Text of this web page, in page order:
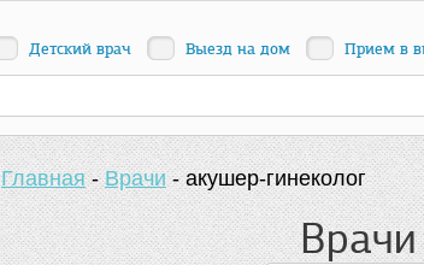
Детский врач Выезд на дом Прием в
Главная-Врачи-акушер-гинеколог